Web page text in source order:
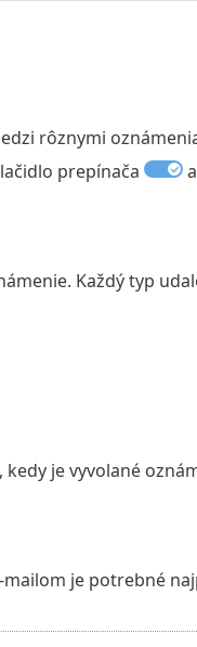
rôznymi
prepínača
a
Každý typ
je vyvolané
mailom je potrebné